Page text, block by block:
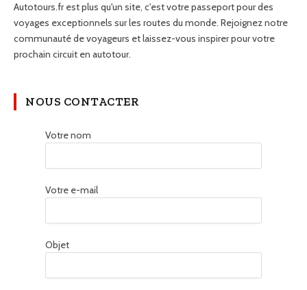
Autotours.fr est plus qu'un site, c'est votre passeport pour des
voyages exceptionnels sur les routes du monde. Rejoignez notre
communauté de voyageurs et laissez-vous inspirer pour votre
prochain circuit en autotour.
NOUS CONTACTER
Votre nom
Votre e-mail
Objet